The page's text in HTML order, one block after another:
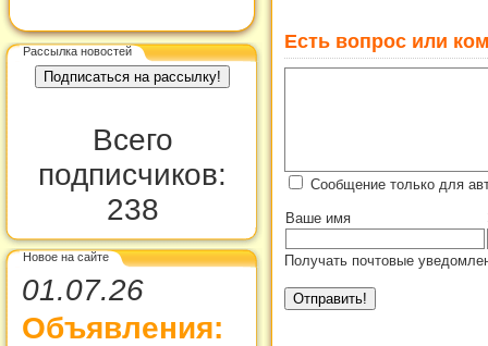
Рассылка новостей
Всего
подписчиков:
238
Новое на сайте
01.07.26
Объявления:
Есть вопрос или
Сообщение только для
Ваше имя
Получать почтовые